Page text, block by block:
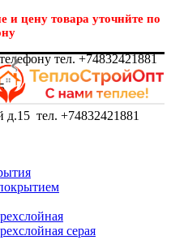
и цену товара уточнйте по
тел. +74832421881
д.15 тел. +74832421881
серая